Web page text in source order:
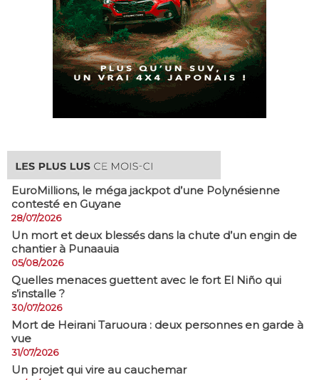
EuroMillions, ​le méga jackpot d’une Polynésienne
contesté en Guyane
28/07/2026
​Un mort et deux blessés dans la chute d’un engin de
chantier à Punaauia
05/08/2026
Quelles menaces guettent avec le fort El Niño qui
s’installe ?
30/07/2026
Mort de Heirani Taruoura : deux personnes en garde à
vue
31/07/2026
Un projet qui vire au cauchemar